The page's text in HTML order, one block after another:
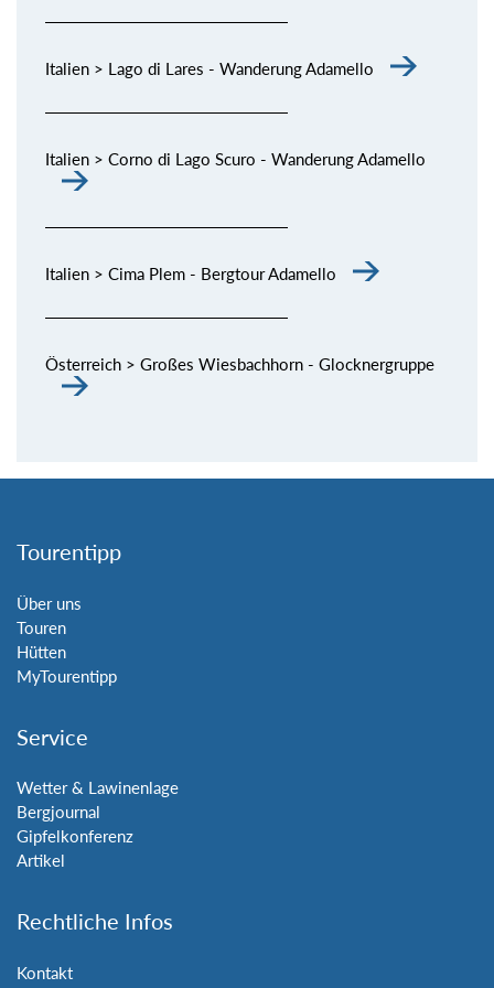
Italien > Lago di Lares - Wanderung Adamello
Italien > Corno di Lago Scuro - Wanderung Adamello
Italien > Cima Plem - Bergtour Adamello
Österreich > Großes Wiesbachhorn - Glocknergruppe
Tourentipp
Über uns
Touren
Hütten
MyTourentipp
Service
Wetter & Lawinenlage
Bergjournal
Gipfelkonferenz
Artikel
Rechtliche Infos
Kontakt